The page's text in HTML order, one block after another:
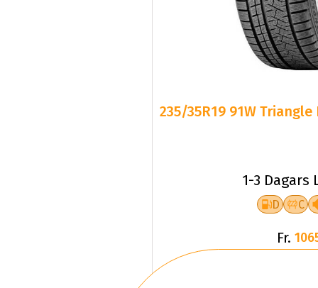
235/35R19 91W
1-3 Dagars
D C
Fr.